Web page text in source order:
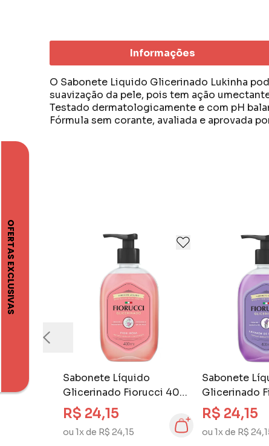
Informações
O Sabonete Liquido Glicerinado Lukinha
suavização da pele, pois tem ação
Testado dermatologicamente e com pH
Fórmula sem corante, avaliada e aprovada
Sabonete Líquido
Glicerinado Fiorucci 400
ml Fiori Rosa
R$ 24,15
ou 1x de R$ 24,15
Sabonete
Glicerinado
ml Lavande
R$ 24,15
ou 1x de R$